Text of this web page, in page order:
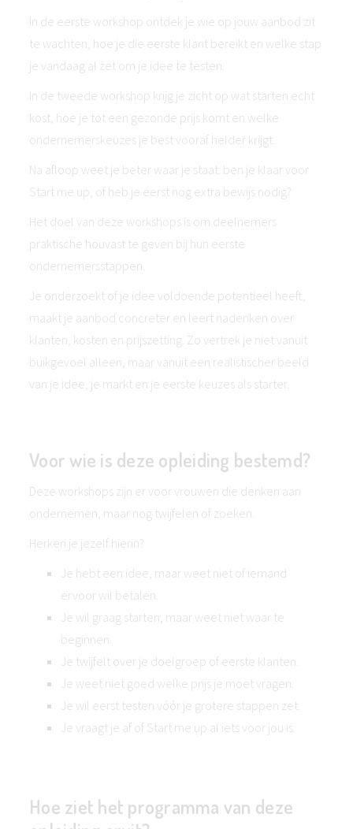
In de eerste workshop ontdek je wie op jouw aanbod zit
te wachten, hoe je die eerste klant bereikt en welke stap
je vandaag al zet om je idee te testen.
In de tweede workshop krijg je zicht op wat starten echt
kost, hoe je tot een gezonde prijs komt en welke
ondernemerskeuzes je best vooraf helder krijgt.
Na afloop weet je beter waar je staat: ben je klaar voor
Start me up, of heb je eerst nog extra bewijs nodig?
Het doel van deze workshops is om deelnemers
praktische houvast te geven bij hun eerste
ondernemersstappen.
Je onderzoekt of je idee voldoende potentieel heeft,
maakt je aanbod concreter en leert nadenken over
klanten, kosten en prijszetting. Zo vertrek je niet vanuit
buikgevoel alleen, maar vanuit een realistischer beeld
van je idee, je markt en je eerste keuzes als starter.
Voor wie is deze opleiding bestemd?
Deze workshops zijn er voor vrouwen die denken aan
ondernemen, maar nog twijfelen of zoeken.
Herken je jezelf hierin?
Je hebt een idee, maar weet niet of iemand
ervoor wil betalen.
Je wil graag starten, maar weet niet waar te
beginnen.
Je twijfelt over je doelgroep of eerste klanten.
Je weet niet goed welke prijs je moet vragen.
Je wil eerst testen vóór je grotere stappen zet.
Je vraagt je af of Start me up al iets voor jou is.
Hoe ziet het programma van deze